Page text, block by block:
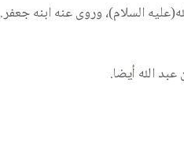
السلام)، وروى عنه ابنه جعفر.
الله أيضا.